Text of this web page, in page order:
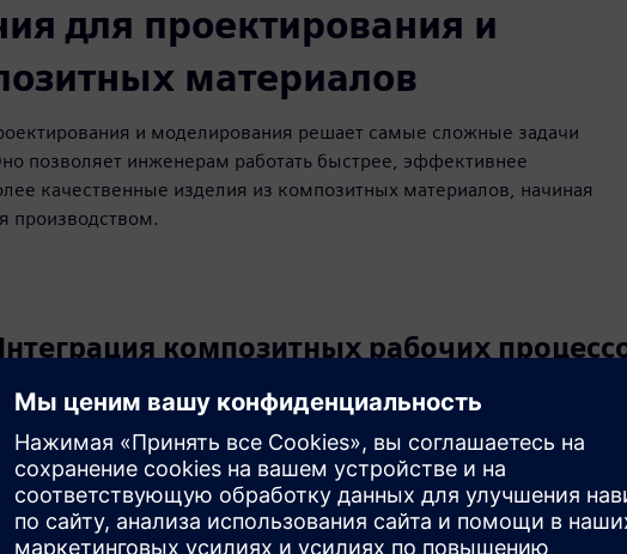
для проектирования и
материалов
и моделирования решает самые сложные задачи
позволяет инженерам работать быстрее, эффективнее
качественные изделия из композитных материалов, начиная
производством.
композитных рабочих
объединяет проектирование и производство композитных
разработки концепции и моделирования до планирования и
трасс, что позволяет избежать дорогостоящей
сохранить проектный замысел на протяжении всего процесса.